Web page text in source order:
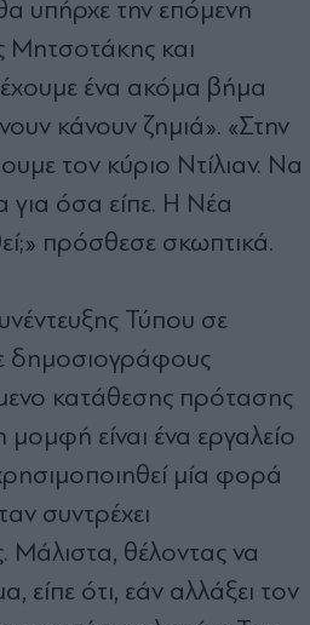
υπήρχε την επόμενη
και
ένα ακόμα βήμα
κάνουν ζημιά». «Στην
τον κύριο Ντίλιαν. Να
για όσα είπε. Η Νέα
πρόσθεσε σκωπτικά.
Τύπου σε
δημοσιογράφους
κατάθεσης πρότασης
είναι ένα εργαλείο
μία φορά
συντρέχει
Μάλιστα, θέλοντας να
είπε ότι, εάν αλλάξει τον